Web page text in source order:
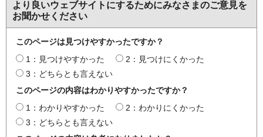
より良いウェブサイトにするためにみなさまのご意見を
お聞かせください
このページは見つけやすかったですか？
1：見つけやすかった
2：見つけにくかった
3：どちらとも言えない
このページの内容はわかりやすかったですか？
1：わかりやすかった
2：わかりにくかった
3：どちらとも言えない